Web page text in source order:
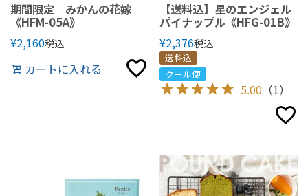
期間限定｜みかんの花嫁
《HFM-05A》
¥2,160税込
カートに入れる
【送料込】星のエンジェル
パイナップル《HFG-01B》
¥2,376税込
送料込
クール便
5.00 （1）